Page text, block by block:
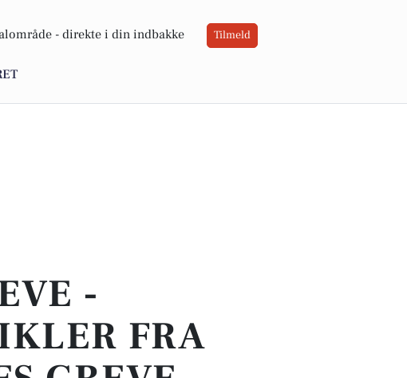
- direkte i din indbakke Tilmeld
-
FRA